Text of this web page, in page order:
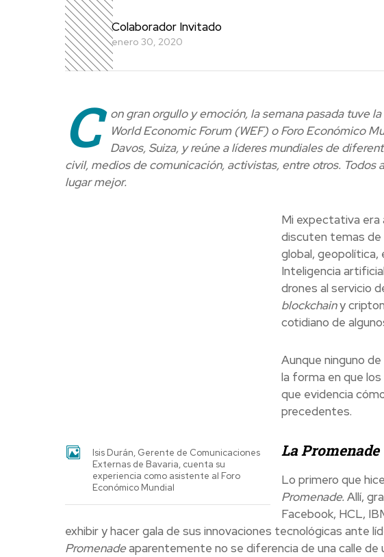
Colaborador Invitado
enero 30, 2020
C
on gran orgullo y emoción, la semana pasada tuve
World Economic Forum (WEF) o Foro Económico
Davos, Suiza, y reúne a líderes mundiales de
civil, medios de comunicación, activistas, entre otros. Todos
lugar mejor.
Isis Durán, Gerente de Comunicaciones
Externas de Bavaria, cuenta su
experiencia como asistente al Foro
Económico Mundial
Mi expectativa era
discuten temas de
global, geopolítica,
Inteligencia
drones al servicio
blockchainy
cotidiano de
Aunque ninguno
la forma en que
que evidencia
precedentes.
La Promenade
Lo primero que
Promenade.Allí,
Facebook, HCL,
exhibir y hacer gala de sus innovaciones tecnológicas ante
Promenadeaparentemente no se diferencia de una calle